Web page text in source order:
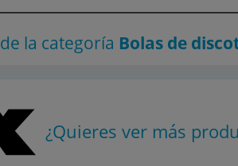
de la categoría Bolas de
¿Quieres ver más